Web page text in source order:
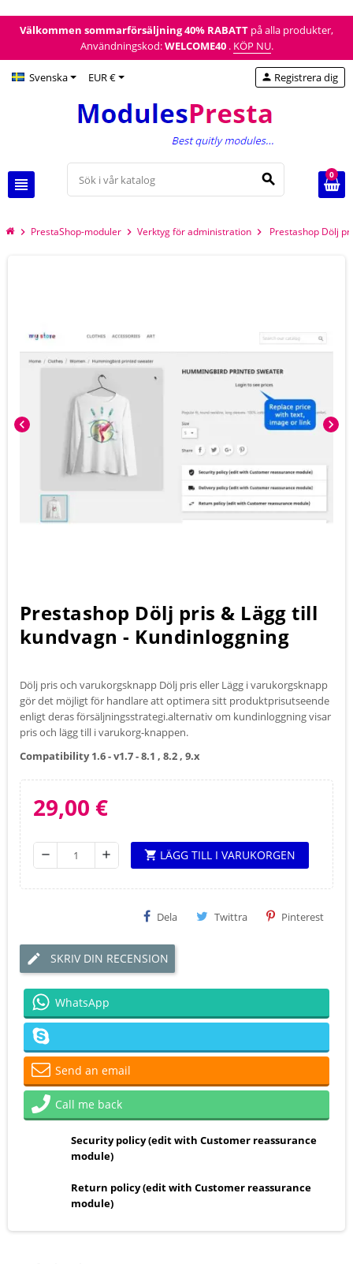
Välkommen sommarförsäljning40% RABATT på alla produkter,
Användningskod:WELCOME40 . KÖP NU.
Svenska EUR €
view_headline search
person Registrera dig
0
chevron_right PrestaShop-moduler chevron_right Verktyg för administration chevron_right Prestashop Dölj
chevron_left chevron_right
Prestashop Dölj pris & Lägg till
kundvagn - Kundinloggning
Dölj pris och varukorgsknapp Dölj pris eller Lägg i varukorgsknapp
gör det möjligt för handlare att optimera sitt produktprisutseende
enligt deras försäljningsstrategi.alternativ om kundinloggning visar
pris och lägg till i varukorg-knappen.
Compatibility 1.6 - v1.7 - 8.1 , 8.2 , 9.x
29,00 €
remove add shopping_cart LÄGG TILL I VARUKORGEN
Dela Twittra Pinterest
SKRIV DIN RECENSION
WhatsApp
Send an email
Call me back
Security policy (edit with Customer reassurance
module)
Return policy (edit with Customer reassurance
module)